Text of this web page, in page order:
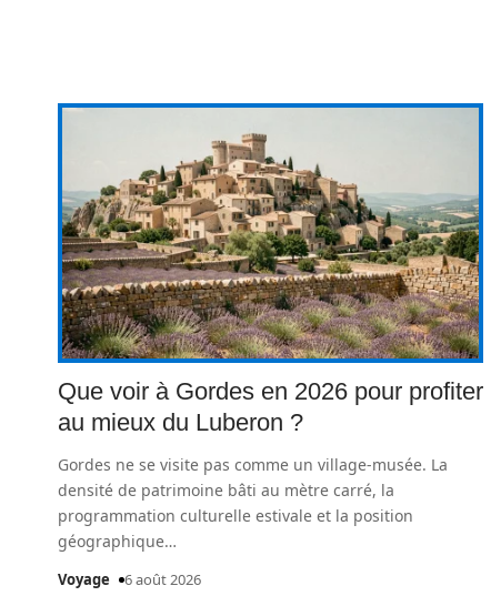
Que voir à Gordes en 2026 pour profiter
au mieux du Luberon ?
Gordes ne se visite pas comme un village-musée. La
densité de patrimoine bâti au mètre carré, la
programmation culturelle estivale et la position
géographique…
Voyage 6 août 2026